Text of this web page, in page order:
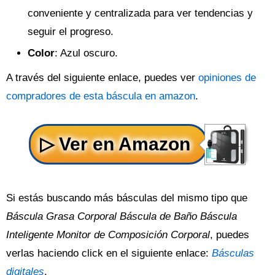
conveniente y centralizada para ver tendencias y
seguir el progreso.
Color: Azul oscuro.
A través del siguiente enlace, puedes ver opiniones de
compradores de esta báscula en amazon.
Si estás buscando más básculas del mismo tipo que
Báscula Grasa Corporal Báscula de Baño Báscula
Inteligente Monitor de Composición Corporal, puedes
verlas haciendo click en el siguiente enlace: Básculas
digitales.